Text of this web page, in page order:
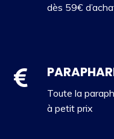
dès 59€
Toute la
à petit prix